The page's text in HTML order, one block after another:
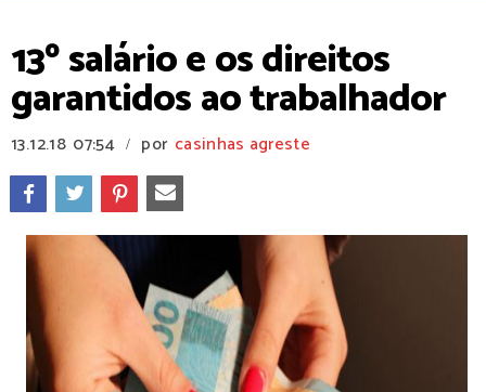
13º salário e os direitos
garantidos ao trabalhador
13.12.18 07:54 / por casinhas agreste